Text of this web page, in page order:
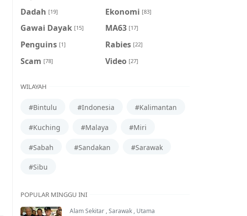
Dadah [19] Ekonomi [83]
Gawai Dayak [15] MA63 [17]
Penguins [1] Rabies [22]
Scam [78] Video [27]
WILAYAH
#Bintulu #Indonesia #Kalimantan
#Kuching #Malaya #Miri
#Sabah #Sandakan #Sarawak
#Sibu
POPULAR MINGGU INI
Alam Sekitar ,Sarawak , Utama